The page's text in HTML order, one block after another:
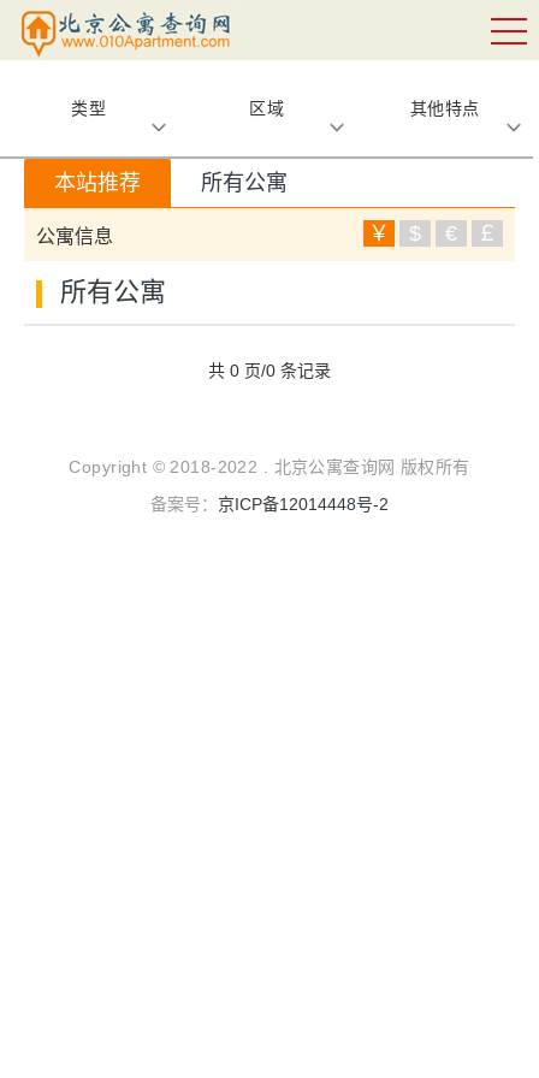
类型 区域 其他特点
本站推荐 所有公寓
公寓信息 ￥ $ € ￡
所有公寓
共 0 页/0 条记录
Copyright © 2018-2022 . 北京公寓查询网 版权所有
备案号： 京ICP备12014448号-2